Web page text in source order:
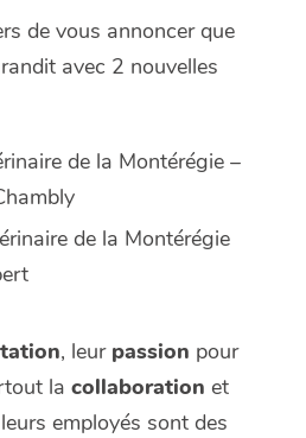
de vous annoncer que
avec 2 nouvelles
de la Montérégie –
de la Montérégie
, leur passion pour
la collaboration et
employés sont des